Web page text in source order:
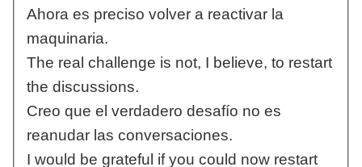
Ahora es preciso volver a reactivar la
maquinaria.
The real challenge is not, I believe, to restart
the discussions.
Creo que el verdadero desafío no es
reanudar las conversaciones.
I would be grateful if you could now restart